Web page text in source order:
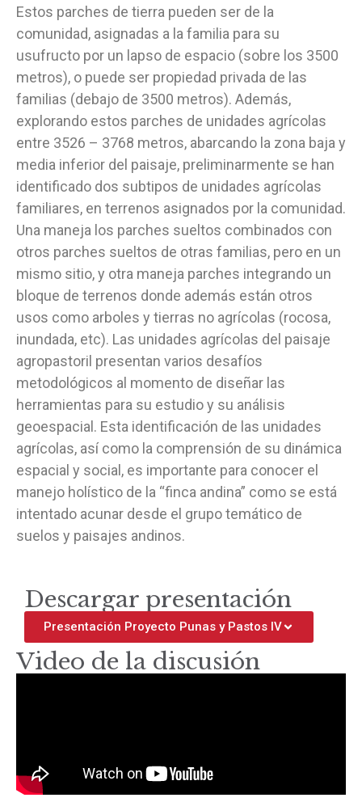
Estos parches de tierra pueden ser de la
comunidad, asignadas a la familia para su
usufructo por un lapso de espacio (sobre los 3500
metros), o puede ser propiedad privada de las
familias (debajo de 3500 metros). Además,
explorando estos parches de unidades agrícolas
entre 3526 – 3768 metros, abarcando la zona baja y
media inferior del paisaje, preliminarmente se han
identificado dos subtipos de unidades agrícolas
familiares, en terrenos asignados por la comunidad.
Una maneja los parches sueltos combinados con
otros parches sueltos de otras familias, pero en un
mismo sitio, y otra maneja parches integrando un
bloque de terrenos donde además están otros
usos como arboles y tierras no agrícolas (rocosa,
inundada, etc). Las unidades agrícolas del paisaje
agropastoril presentan varios desafíos
metodológicos al momento de diseñar las
herramientas para su estudio y su análisis
geoespacial. Esta identificación de las unidades
agrícolas, así como la comprensión de su dinámica
espacial y social, es importante para conocer el
manejo holístico de la “finca andina” como se está
intentado acunar desde el grupo temático de
suelos y paisajes andinos.
Descargar presentación
Presentación Proyecto Punas y Pastos IV
Video de la discusión